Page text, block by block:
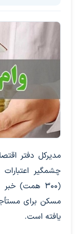
مدیرکل دفتر
(۳۰۰ همت)
یافته است.